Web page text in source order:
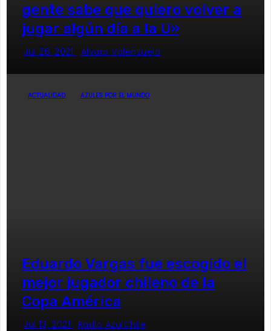
gente sabe que quiero volver a
jugar algún día a la U»
Jul 26, 2021 Alvaro Valenzuela
ACTUALIDAD AZULES POR EL MUNDO
Eduardo Vargas fue escogido el
mejor jugador chileno de la
Copa América
Jul 13, 2021 Radio AzulChile